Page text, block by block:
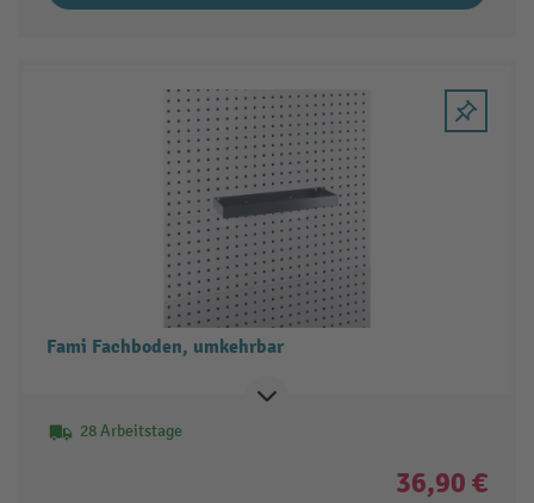
Fami Fachboden, umkehrbar
28 Arbeitstage
36,90 €